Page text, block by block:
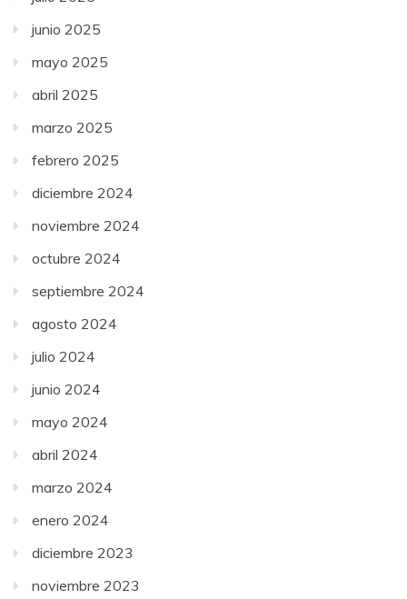
junio 2025
mayo 2025
abril 2025
marzo 2025
febrero 2025
diciembre 2024
noviembre 2024
octubre 2024
septiembre 2024
agosto 2024
julio 2024
junio 2024
mayo 2024
abril 2024
marzo 2024
enero 2024
diciembre 2023
noviembre 2023